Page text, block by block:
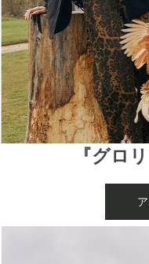
『グロ